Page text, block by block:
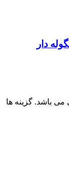
می باشد. گزینه ها